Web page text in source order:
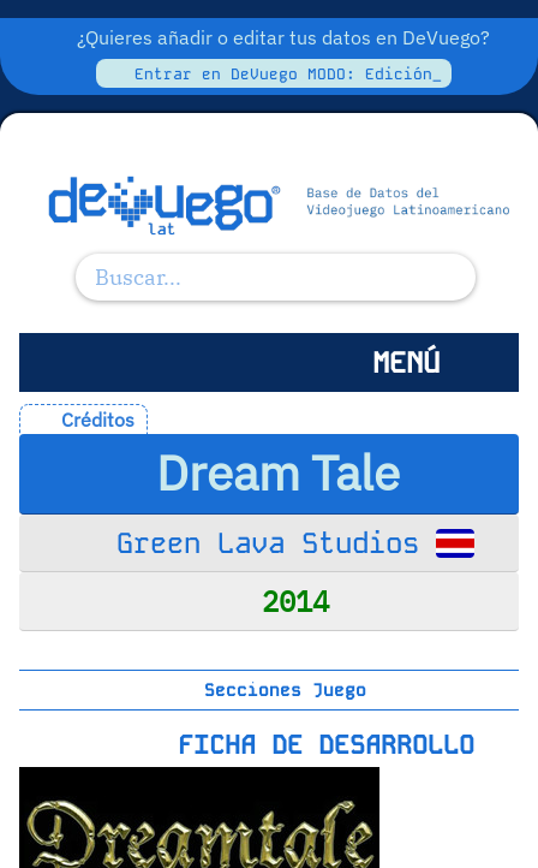
¿Quieres añadir o editar tus datos en DeVuego?
Entrar en DeVuego MODO: Edición_
MENÚ
Créditos
Dream Tale
Green Lava Studios
2014
Secciones Juego
FICHA DE DESARROLLO